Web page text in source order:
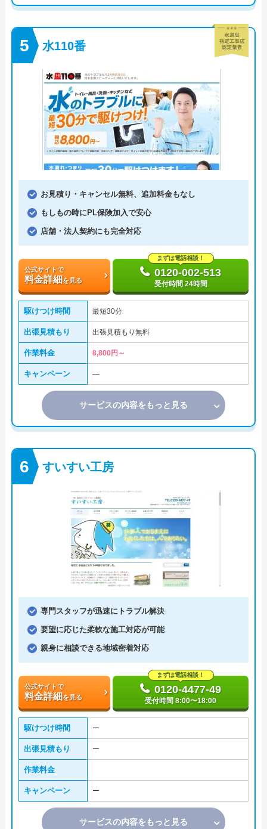
水110番
お見積り・キャンセル無料、追加料金もなし
もしもの時にPL保険加入で安心
店舗・法人契約にも完全対応
公式サイトで
料金詳細を見る
まずは電話相談！
0120-002-513
受付時間 24時間
駆けつけ時間 最短30分
出張見積もり 出張見積もり無料
作業料金 8,800円～
キャンペーン ―
サービスの内容をもっと見る
すいすい工房
専門スタッフが迅速にトラブル解決
要望に応じた柔軟な施工対応が可能
親身に相談できる地域密着対応
公式サイトで
料金詳細を見る
まずは電話相談！
0120-4477-49
受付時間 8:00〜18:00
駆けつけ時間 ー
出張見積もり ー
作業料金
キャンペーン ー
サービスの内容をもっと見る